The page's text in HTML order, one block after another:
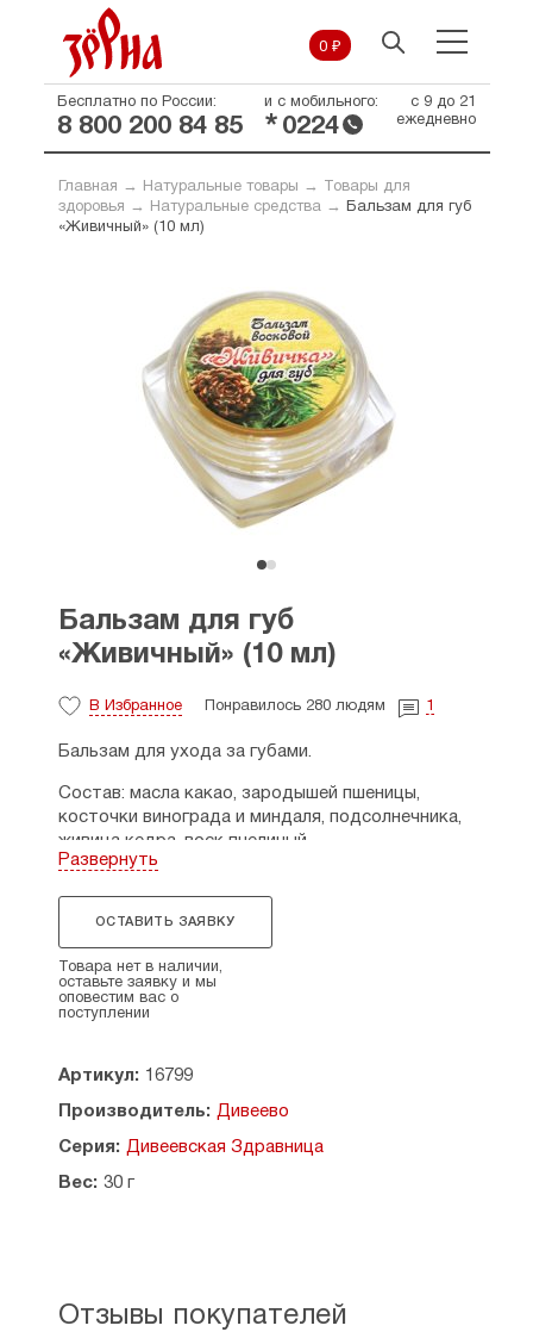
0 ₽
Бесплатно по России:
8 800 200 84 85
и с мобильного:
* 0224
с 9 до 21
ежедневно
Главная → Натуральные товары →
Товары для
здоровья → Натуральные средства→
Бальзам для губ
«Живичный» (10 мл)
Бальзам для губ
«Живичный» (10 мл)
В Избранное Понравилось 280 людям 1
Бальзам для ухода за губами.
Состав: масла какао, зародышей пшеницы,
косточки винограда и миндаля, подсолнечника,
живица кедра, воск пчелиный.
регенерируют, обладают противовирусными
губ.
Способ применения: наносить 2-3 раза в день
Противопоказания: индивидуальная
непереносимость компонентов. При
использование.
Развернуть
ОСТАВИТЬ ЗАЯВКУ
Товара нет в наличии,
оставьте заявку и мы
оповестим вас о
поступлении
Артикул: 16799
Производитель: Дивеево
Серия: Дивеевская Здравница
Вес: 30 г
Отзывы покупателей